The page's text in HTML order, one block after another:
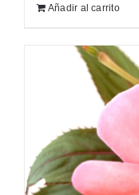
Añadir al carrito